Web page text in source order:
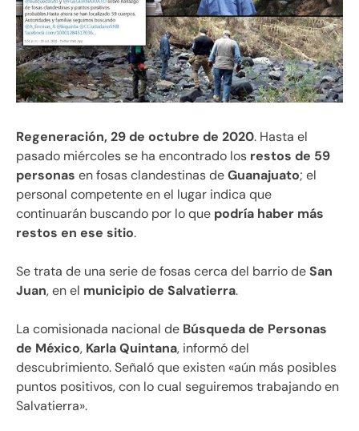
Regeneración, 29 de octubre de 2020. Hasta el
pasado miércoles se ha encontrado los restos de 59
personas en fosas clandestinas deGuanajuato; el
personal competente en el lugar indica que
continuarán buscando por lo que podría haber más
restos en ese sitio.
Se trata de una serie de fosas cerca del barrio deSan
Juan, en el municipio de Salvatierra.
La comisionada nacional de Búsqueda de Personas
de México, Karla Quintana, informó del
descubrimiento. Señaló que existen «aún más posibles
puntos positivos, con lo cual seguiremos trabajando en
Salvatierra».